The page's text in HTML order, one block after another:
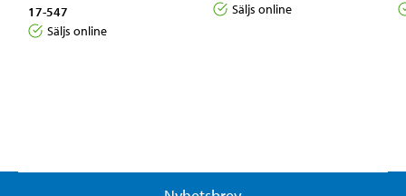
17-547
Säljs online
Säljs online